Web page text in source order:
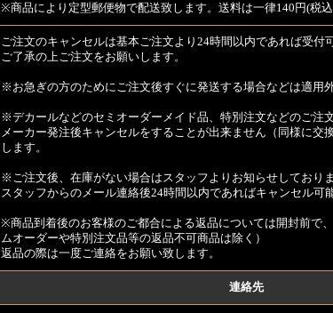
※商品により定型郵便物で配送致します。送料は一律140円(税込
ご注文のキャンセルは基本ご注文より24時間以内であれば受付
ご了承の上ご注文をお願いします。
※お急ぎの方のためにご注文後すぐに発送する場合などは適用
※デカールなどのセミオーダーメイド品、特別注文などのご注
メーカー発注後キャンセルをすることが出来ません（同様に交
します。
※ご注文後、在庫がない場合はスタッフよりお知らせしており
スタッフからのメール連絡後24時間以内であればキャンセル可
※商品到着後のお客様のご都合による返品については開封前で
ムオーダーや特別注文品等の返品不可商品は除く）
返品の際は一度ご連絡をお願い致します。
連絡先